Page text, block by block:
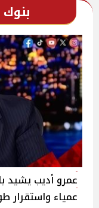
بنوك
عمرو أديب يشيد
عمياء واستقرار